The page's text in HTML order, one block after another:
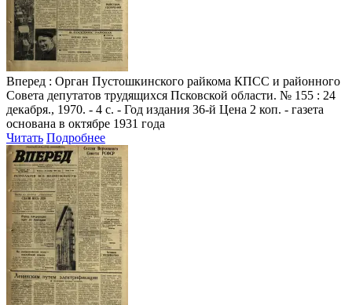
Вперед : Орган Пустошкинского райкома КПСС и районного
Совета депутатов трудящихся Псковской области. № 155 : 24
декабря., 1970. - 4 с. - Год издания 36-й Цена 2 коп. - газета
основана в октябре 1931 года
Читать Подробнее